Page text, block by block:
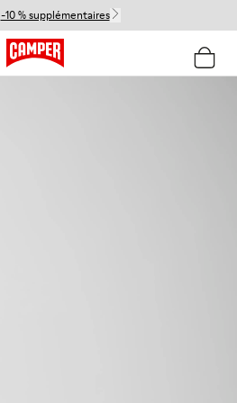
-10 % supplémentaires